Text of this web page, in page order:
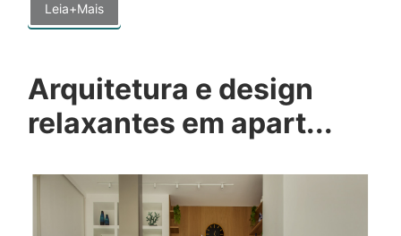
Leia+Mais
Arquitetura e design
relaxantes em apart...